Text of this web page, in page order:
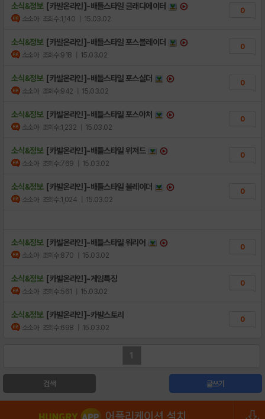
소식&정보 [카발온라인]-배틀스타일 글래디에이터
소소아 조회수:1,140 | 15.03.02
0
소식&정보 [카발온라인]-배틀스타일 포스블레이더
소소아 조회수:918 | 15.03.02
0
소식&정보 [카발온라인]-배틀스타일 포스실더
소소아 조회수:942 | 15.03.02
0
소식&정보 [카발온라인]-배틀스타일 포스아처
소소아 조회수:1,232 | 15.03.02
0
소식&정보 [카발온라인]-배틀스타일 위저드
소소아 조회수:769 | 15.03.02
0
소식&정보 [카발온라인]-배틀스타일 블레이더
소소아 조회수:1,024 | 15.03.02
0
소식&정보 [카발온라인]-배틀스타일 워리어
소소아 조회수:870 | 15.03.02
0
소식&정보 [카발온라인]-게임특징
소소아 조회수:561 | 15.03.02
0
소식&정보 [카발온라인]-카발스토리
소소아 조회수:698 | 15.03.02
0
1
검색 글쓰기